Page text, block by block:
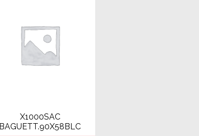
X1000SAC
BAGUETT.90X58BLC